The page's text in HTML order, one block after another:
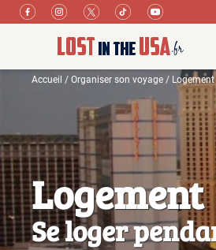
Accueil / Organiser son voyage / Logement
Logement
Se loger